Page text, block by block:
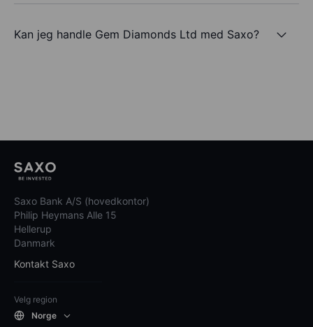
Kan jeg handle Gem Diamonds Ltd med Saxo?
Saxo Bank A/S (hovedkontor)
Philip Heymans Alle 15
Hellerup
Danmark
Kontakt Saxo
Velg region
Norge